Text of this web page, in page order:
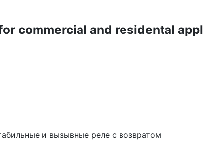
commercial and residental
и вызывные реле с возвратом